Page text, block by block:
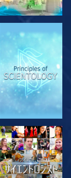
シリーズを探求
観る